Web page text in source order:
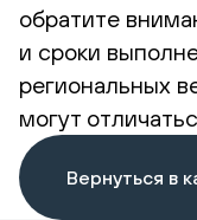
обратите
и сроки
региональных
могут
Вернуться в